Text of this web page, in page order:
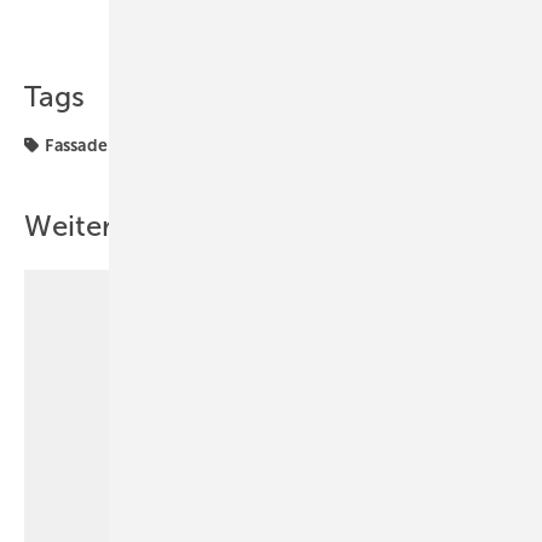
Tags
Fassadenbegrünung
Weitere Inhalte